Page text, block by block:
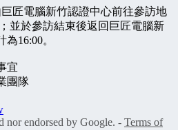
匠電腦新竹認證中心前往參訪地
並於參訪結束後返回巨匠電腦新
16:00。
宜
團隊
nor endorsed by Google. - Terms of